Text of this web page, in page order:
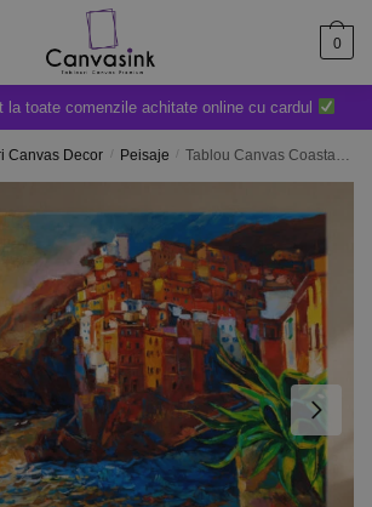
0
la toate comenzile achitate online cu cardul
Canvas Decor / Peisaje / Tablou Canvas Coasta Italiei – Diferite Dimensiuni